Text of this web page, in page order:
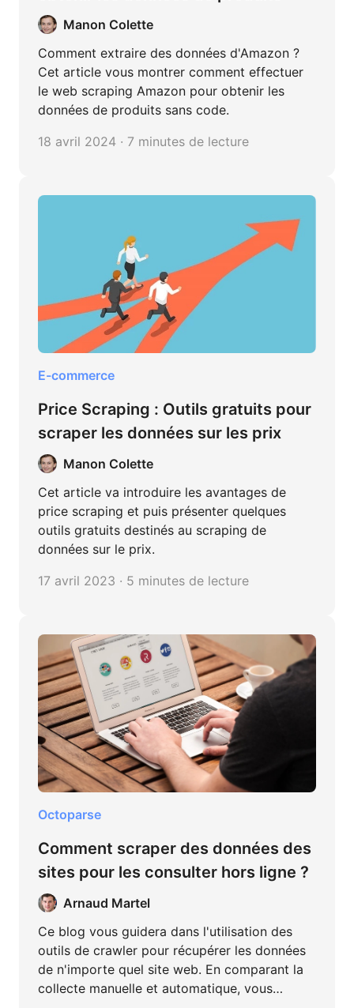
Manon Colette
Comment extraire des données d'Amazon ?
Cet article vous montrer comment effectuer
le web scraping Amazon pour obtenir les
données de produits sans code.
18 avril 2024 · 7 minutes de lecture
E-commerce
Price Scraping : Outils gratuits pour
scraper les données sur les prix
Manon Colette
Cet article va introduire les avantages de
price scraping et puis présenter quelques
outils gratuits destinés au scraping de
données sur le prix.
17 avril 2023 · 5 minutes de lecture
Octoparse
Comment scraper des données des
sites pour les consulter hors ligne ?
Arnaud Martel
Ce blog vous guidera dans l'utilisation des
outils de crawler pour récupérer les données
de n'importe quel site web. En comparant la
collecte manuelle et automatique, vous